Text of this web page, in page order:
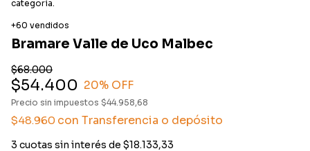
categoría.
+60 vendidos
Bramare Valle de Uco Malbec
$68.000
$54.400 20% OFF
Precio sin impuestos $44.958,68
$48.960 con Transferencia o depósito
3 cuotas sin interés de $18.133,33